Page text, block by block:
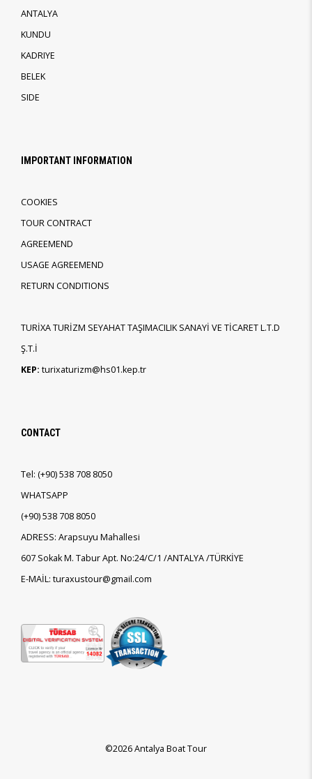
ANTALYA
KUNDU
KADRIYE
BELEK
SIDE
IMPORTANT INFORMATION
COOKIES
TOUR CONTRACT
AGREEMEND
USAGE AGREEMEND
RETURN CONDITIONS
TURİXA TURİZM SEYAHAT TAŞIMACILIK SANAYİ VE TİCARET L.T.D
Ş.T.İ
KEP: turixaturizm@hs01.kep.tr
CONTACT
Tel: (+90)538 708 8050
WHATSAPP
(+90)538 708 8050
ADRESS: Arapsuyu Mahallesi
607 Sokak M. Tabur Apt. No:24/C/1 /ANTALYA /TÜRKİYE
E-MAİL: turaxustour@gmail.com
©2026 Antalya Boat Tour